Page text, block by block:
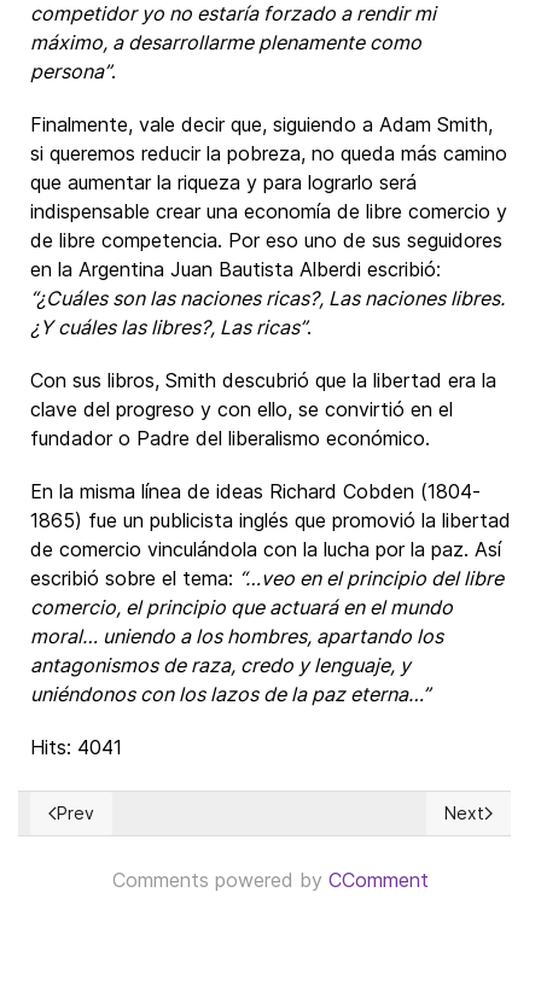
competidor yo no estaría forzado a rendir mi
máximo, a desarrollarme plenamente como
persona”.
Finalmente, vale decir que, siguiendo a Adam Smith,
si queremos reducir la pobreza, no queda más camino
que aumentar la riqueza y para lograrlo será
indispensable crear una economía de libre comercio y
de libre competencia. Por eso uno de sus seguidores
en la Argentina Juan Bautista Alberdi escribió:
“¿Cuáles son las naciones ricas?, Las naciones libres.
¿Y cuáles las libres?, Las ricas”.
Con sus libros, Smith descubrió que la libertad era la
clave del progreso y con ello, se convirtió en el
fundador o Padre del liberalismo económico.
En la misma línea de ideas Richard Cobden (1804-
1865) fue un publicista inglés que promovió la libertad
de comercio vinculándola con la lucha por la paz. Así
escribió sobre el tema: “…veo en el principio del libre
comercio, el principio que actuará en el mundo
moral… uniendo a los hombres, apartando los
antagonismos de raza, credo y lenguaje, y
uniéndonos con los lazos de la paz eterna…”
Hits: 4041
Previous article: Primera guerra global y reparaciones chinas
Prev Next
Next
Comments powered by CComment